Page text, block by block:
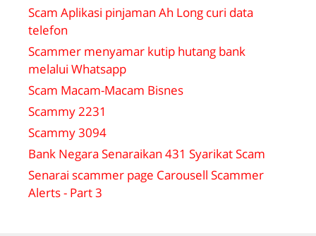
Scam Aplikasi pinjaman Ah Long curi data
telefon
Scammer menyamar kutip hutang bank
melalui Whatsapp
Scam Macam-Macam Bisnes
Scammy 2231
Scammy 3094
Bank Negara Senaraikan 431 Syarikat Scam
Senarai scammer page Carousell Scammer
Alerts - Part 3